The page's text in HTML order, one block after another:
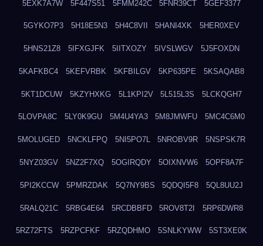
5EXK7A7W 5F447S51 5FMM242C 5FNR39CT 5GEF3377
5GYKO7P3 5H18E5N3 5H4C8VII 5HANI4XK 5HER0XEV
5HNS21Z8 5IFXGJFK 5IITXOZY 5IVSLWGV 5J5FOXDN
5KAFKBC4 5KEFVRBK 5KFBILGV 5KP635PE 5KSAQAB8
5KT1DCUW 5KZYHXKG 5L1KPI2V 5L515L3S 5LCKQGH7
5LOVPA8C 5LY0K9GU 5M4U4YA3 5M8JMWFU 5MC4C6M0
5MOLUGED 5NCKLFPQ 5NI5PO7L 5NROBV9R 5NSPSK7R
5NYZ03GV 5NZ2F7XQ 5OGIRQDY 5OIXNVW6 5OPF8A7F
5PI2KCCW 5PMRZDAK 5Q7NY9BS 5QDQI5F8 5QL8UU2J
5RALQ21C 5RBG4E64 5RCDBBFD 5ROV8T2I 5RP6DWR8
5RZ72FTS 5RZPCFKF 5RZQDHMO 5SNLKYWW 5ST3XE0K